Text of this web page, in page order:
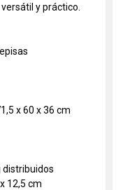
y práctico.
x 60 x 36 cm
distribuidos
12,5 cm